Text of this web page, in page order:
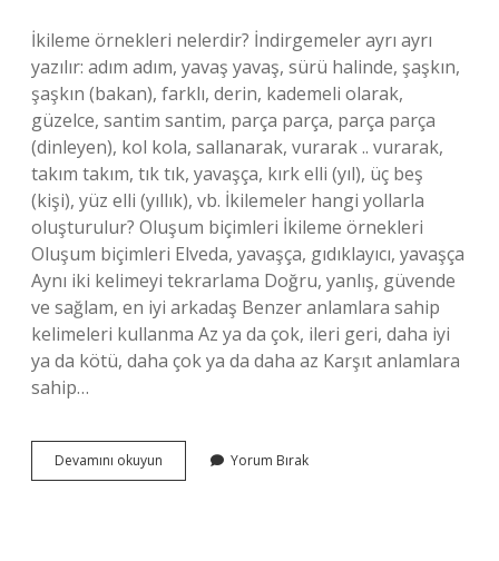
İkileme örnekleri nelerdir? İndirgemeler ayrı ayrı
yazılır: adım adım, yavaş yavaş, sürü halinde, şaşkın,
şaşkın (bakan), farklı, derin, kademeli olarak,
güzelce, santim santim, parça parça, parça parça
(dinleyen), kol kola, sallanarak, vurarak .. vurarak,
takım takım, tık tık, yavaşça, kırk elli (yıl), üç beş
(kişi), yüz elli (yıllık), vb. İkilemeler hangi yollarla
oluşturulur? Oluşum biçimleri İkileme örnekleri
Oluşum biçimleri Elveda, yavaşça, gıdıklayıcı, yavaşça
Aynı iki kelimeyi tekrarlama Doğru, yanlış, güvende
ve sağlam, en iyi arkadaş Benzer anlamlara sahip
kelimeleri kullanma Az ya da çok, ileri geri, daha iyi
ya da kötü, daha çok ya da daha az Karşıt anlamlara
sahip…
Devamını okuyun Ikilemeyi
Oluşturan
Yorum Bırak